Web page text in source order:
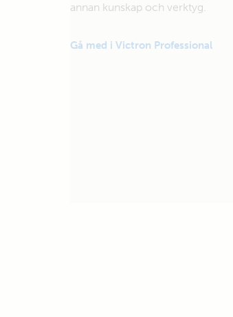
annan kunskap och verktyg.
Gå med i Victron Professional